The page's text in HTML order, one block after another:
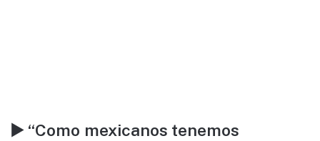
▶️ “Como mexicanos tenemos